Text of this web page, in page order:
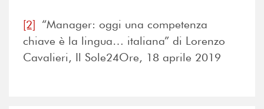
[2] “Manager: oggi una competenza
chiave è la lingua… italiana” di Lorenzo
Cavalieri, Il Sole24Ore, 18 aprile 2019